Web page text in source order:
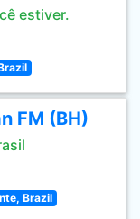
estiver.
FM (BH)
Brazil